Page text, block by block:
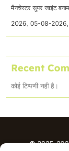
मैनचेस्टर सुपर जाइंट
2026, 05-08-2026,
Recent
कोई टिप्पणी नही है।
© 2025-2026